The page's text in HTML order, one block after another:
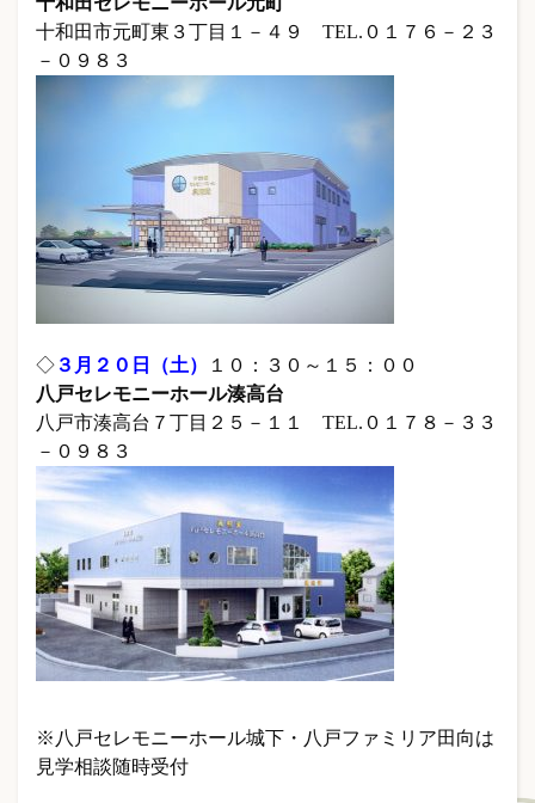
十和田市元町東３丁目１－４９ TEL.０１７６－２３
－０９８３
◇ ３ 月２０日（土）
１０：３０～１５：００
八戸セレモニーホール湊高台
八戸市湊高台７丁目２５－１１ TEL.０１７８－３３
－０９８３
※八戸セレモニーホール城下・八戸ファミリア田向は
見学相談随時受付